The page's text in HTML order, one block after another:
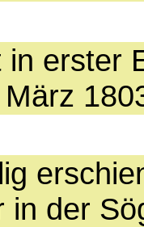
in erster
in der